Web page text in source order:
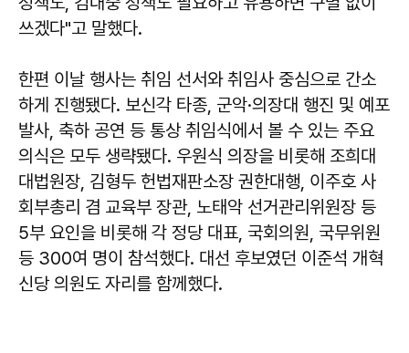
쓰겠다"고 말했다.
한편 이날 행사는 취임 선서와 취임사 중심으로 간소
하게 진행됐다. 보신각 타종, 군악·의장대 행진 및 예포
발사, 축하 공연 등 통상 취임식에서 볼 수 있는 주요
의식은 모두 생략됐다. 우원식 의장을 비롯해 조희대
대법원장, 김형두 헌법재판소장 권한대행, 이주호 사
회부총리 겸 교육부 장관, 노태악 선거관리위원장 등
5부 요인을 비롯해 각 정당 대표, 국회의원, 국무위원
등 300여 명이 참석했다. 대선 후보였던 이준석 개혁
신당 의원도 자리를 함께했다.